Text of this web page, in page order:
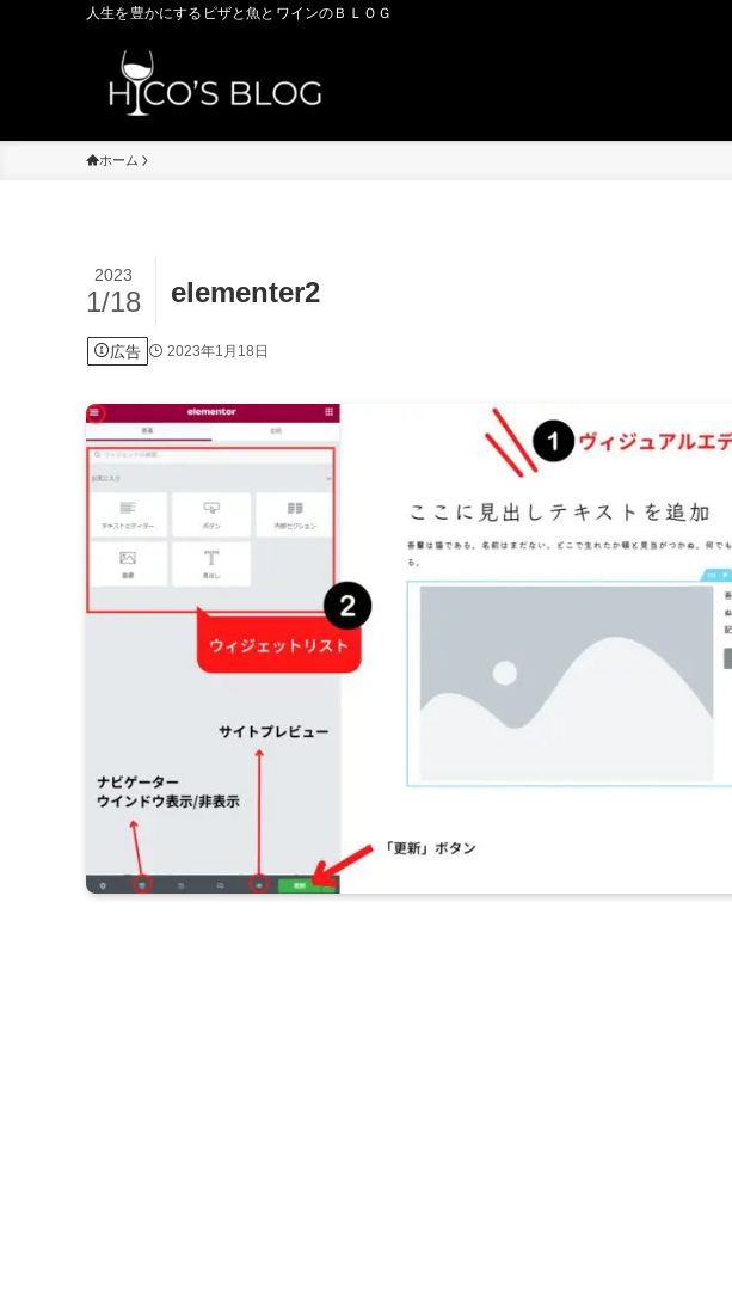
人生を豊かにするピザと魚とワインのＢＬＯＧ
ホーム
elementer2
2023
1/18
広告 2023年1月18日